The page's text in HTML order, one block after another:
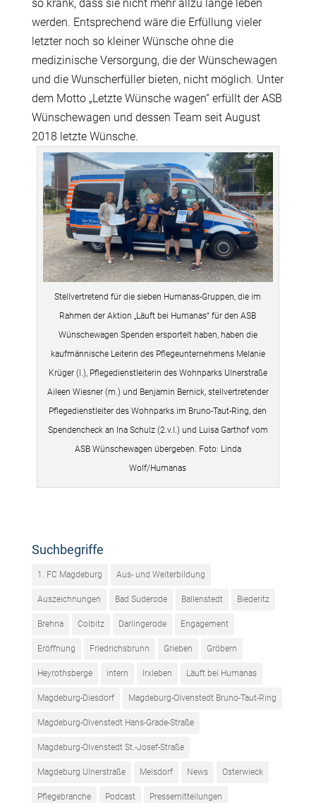
so krank, dass sie nicht mehr allzu lange leben
werden. Entsprechend wäre die Erfüllung vieler
letzter noch so kleiner Wünsche ohne die
medizinische Versorgung, die der Wünschewagen
und die Wunscherfüller bieten, nicht möglich. Unter
dem Motto „Letzte Wünsche wagen“ erfüllt der ASB
Wünschewagen und dessen Team seit August
2018 letzte Wünsche.
Stellvertretend für die sieben Humanas-Gruppen, die im
Rahmen der Aktion „Läuft bei Humanas“ für den ASB
Wünschewagen Spenden ersportelt haben, haben die
kaufmännische Leiterin des Pflegeunternehmens Melanie
Krüger (l.), Pflegedienstleiterin des Wohnparks Ulnerstraße
Aileen Wiesner (m.) und Benjamin Bernick, stellvertretender
Pflegedienstleiter des Wohnparks im Bruno-Taut-Ring, den
Spendencheck an Ina Schulz (2.v.l.) und Luisa Garthof vom
ASB Wünschewagen übergeben. Foto: Linda
Wolf/Humanas
Suchbegriffe
1. FC Magdeburg Aus- und Weiterbildung
Auszeichnungen Bad Suderode Ballenstedt Biederitz
Brehna Colbitz Darlingerode Engagement
Eröffnung Friedrichsbrunn Grieben Gröbern
Heyrothsberge intern Irxleben Läuft bei Humanas
Magdeburg-Diesdorf Magdeburg-Olvenstedt Bruno-Taut-Ring
Magdeburg-Olvenstedt Hans-Grade-Straße
Magdeburg-Olvenstedt St.-Josef-Straße
Magdeburg Ulnerstraße Meisdorf News Osterwieck
Pflegebranche Podcast Pressemitteilungen